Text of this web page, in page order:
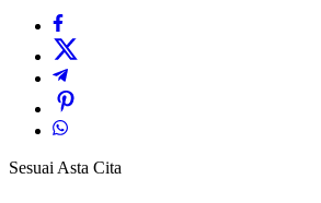
Sesuai Asta Cita